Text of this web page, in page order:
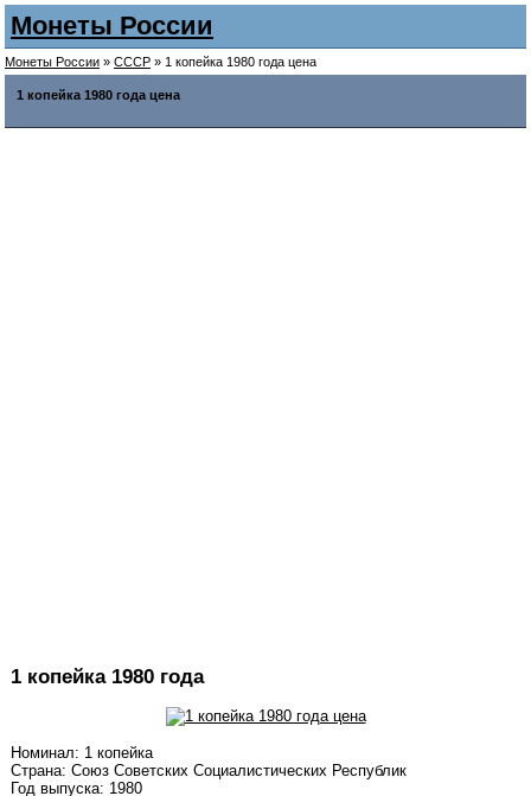
Монеты России
Монеты России » СССР » 1 копейка 1980 года цена
1 копейка 1980 года цена
1 копейка 1980 года
Номинал: 1 копейка
Страна: Союз Советских Социалистических Республик
Год выпуска: 1980